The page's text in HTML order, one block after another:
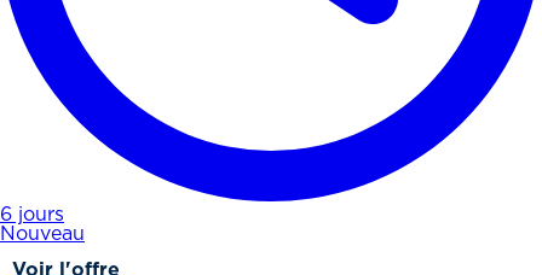
6 jours
Nouveau
Voir l'offre